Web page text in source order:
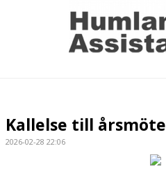
MATCHER
Kallelse till årsmöte
2026-02-28 22:06